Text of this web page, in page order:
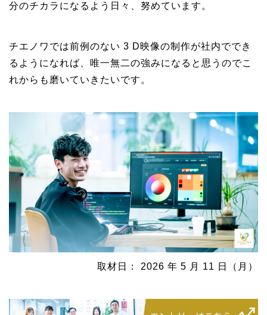
分のチカラになるよう日々、努めています。
チエノワでは前例のない 3 D映像の制作が社内ででき
るようになれば、唯一無二の強みになると思うのでこ
れからも磨いていきたいです。
取材日： 2026 年 5 月 11 日（月）